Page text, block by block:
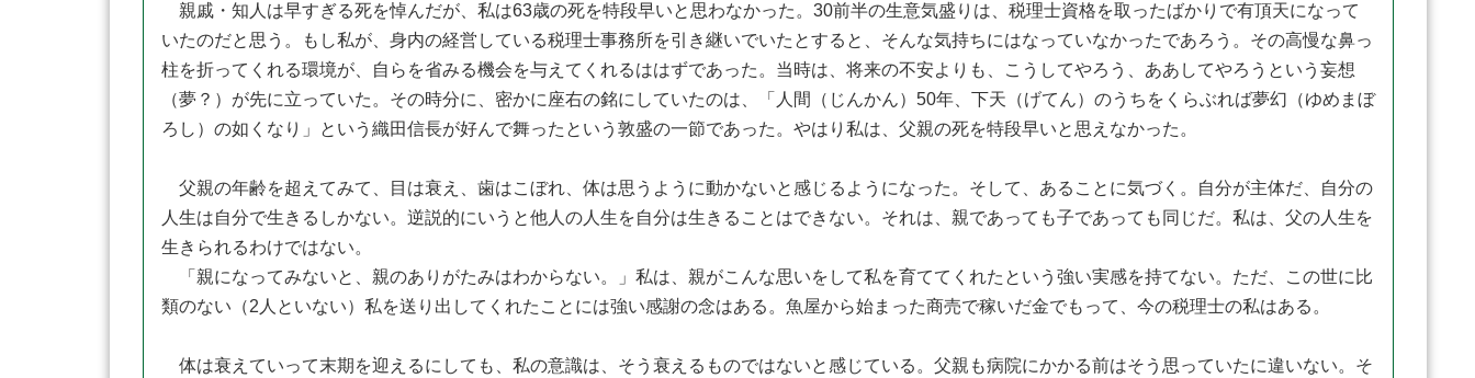
親戚・知人は早すぎる死を悼んだが、私は63歳の死を特段早いと思わなかった。30前半の生意気盛りは、税理士資格を取ったばかりで有頂天になって
いたのだと思う。もし私が、身内の経営している税理士事務所を引き継いでいたとすると、そんな気持ちにはなっていなかったであろう。その高慢な鼻っ
柱を折ってくれる環境が、自らを省みる機会を与えてくれるははずであった。当時は、将来の不安よりも、こうしてやろう、ああしてやろうという妄想
（夢？）が先に立っていた。その時分に、密かに座右の銘にしていたのは、「人間（じんかん）50年、下天（げてん）のうちをくらぶれば夢幻（ゆめまぼ
ろし）の如くなり」という織田信長が好んで舞ったという敦盛の一節であった。やはり私は、父親の死を特段早いと思えなかった。
父親の年齢を超えてみて、目は衰え、歯はこぼれ、体は思うように動かないと感じるようになった。そして、あることに気づく。自分が主体だ、自分の
人生は自分で生きるしかない。逆説的にいうと他人の人生を自分は生きることはできない。それは、親であっても子であっても同じだ。私は、父の人生を
生きられるわけではない。
「親になってみないと、親のありがたみはわからない。」私は、親がこんな思いをして私を育ててくれたという強い実感を持てない。ただ、この世に比
類のない（2人といない）私を送り出してくれたことには強い感謝の念はある。魚屋から始まった商売で稼いだ金でもって、今の税理士の私はある。
体は衰えていって末期を迎えるにしても、私の意識は、そう衰えるものではないと感じている。父親も病院にかかる前はそう思っていたに違いない。そ